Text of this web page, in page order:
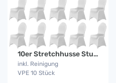
10er Stretchhusse Stuhl weiß
inkl. Reinigung
VPE 10 Stück